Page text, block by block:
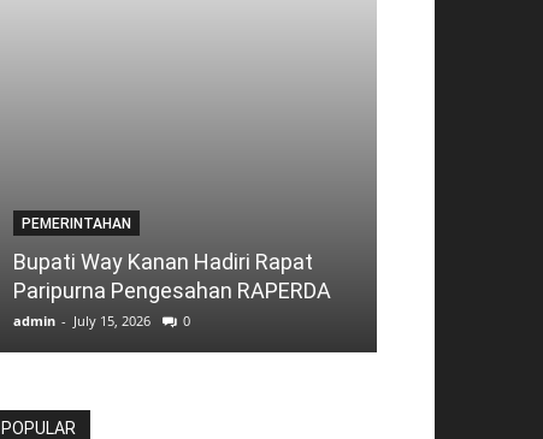
PEMERINTAHAN
Bupati Way Kanan Hadiri Rapat
Paripurna Pengesahan RAPERDA
admin - July 15, 2026 0
POPULAR